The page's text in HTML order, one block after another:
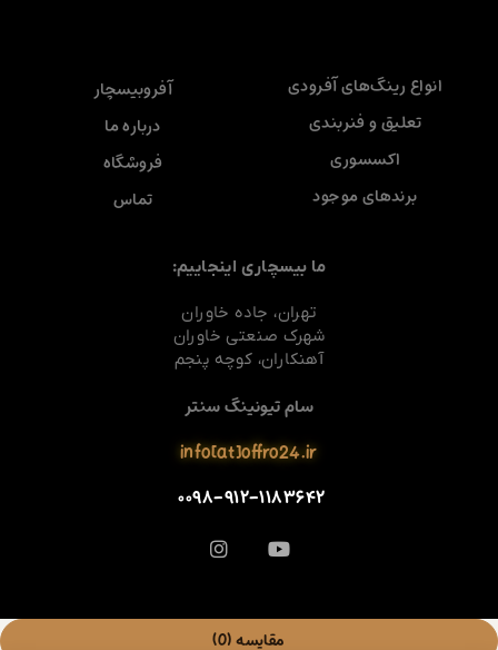
انواع رینگ‌های آفرودی
تعلیق و فنربندی
اکسسوری
برندهای موجود
آفروبیسچار
درباره ما
فروشگاه
تماس
ما بیسچاری اینجاییم:
تهران، جاده خاوران
شهرک صنعتی خاوران
آهنکاران، کوچه پنجم
سام تیونینگ سنتر
info[at]offro24.ir
۰۰۹۸-۹۱۲-۱۱۸۳۶۴۲
مقایسه(0)